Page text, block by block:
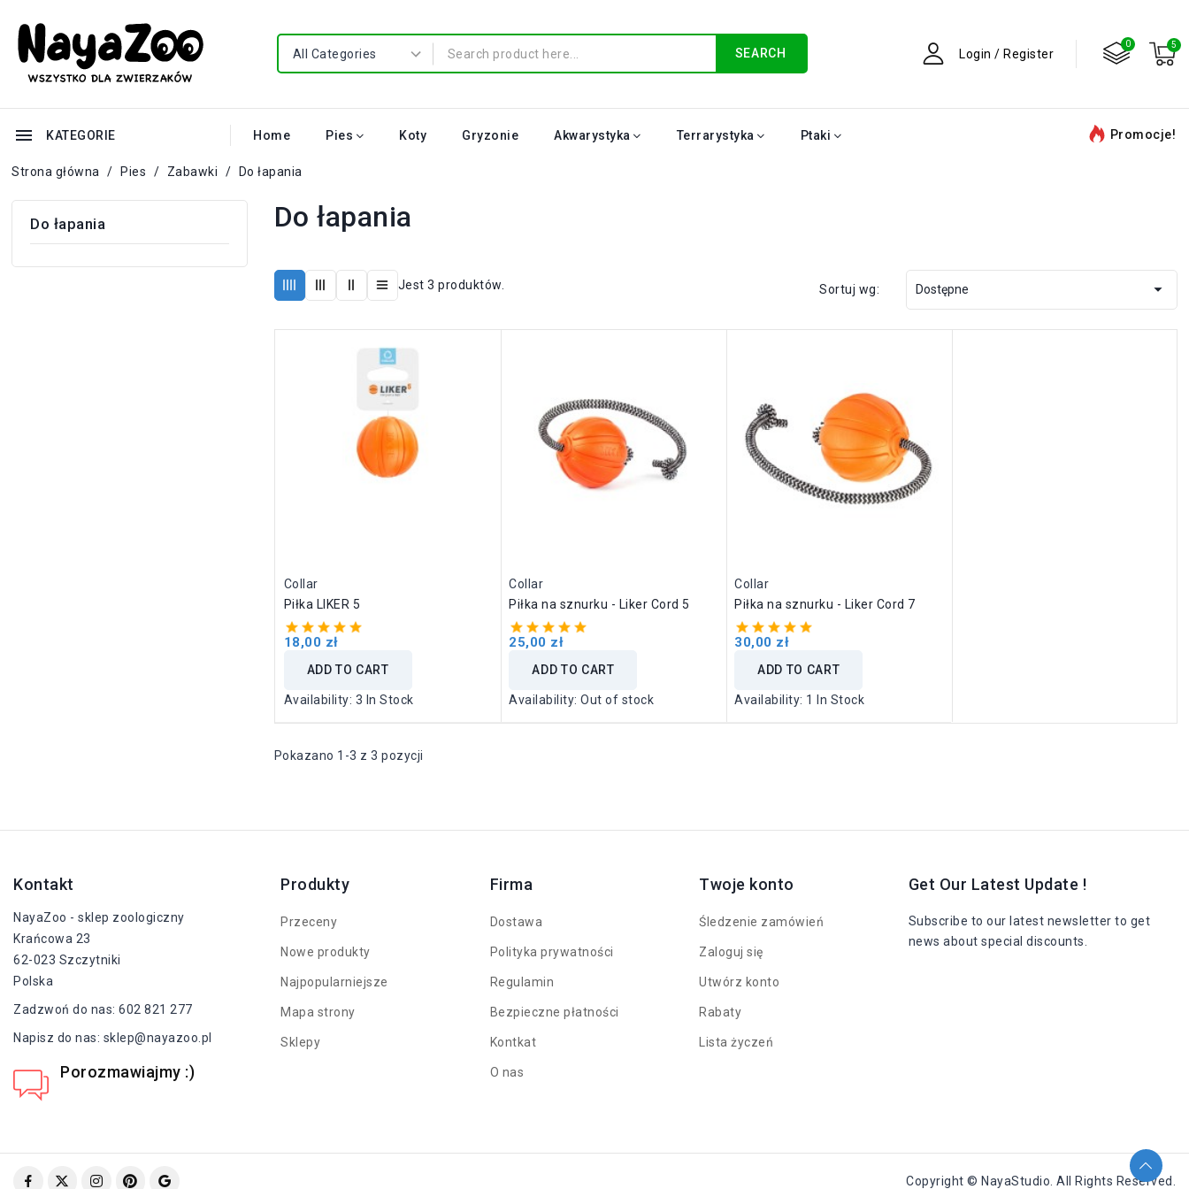
SEARCH Login / Register
menu KATEGORIE Home Pies Koty Gryzonie Akwarystyka Terrarystyka Ptaki Promocje!
Strona główna Pies Zabawki Do łapania
Do łapania Do łapania
Jest 3 produktów. Sortuj wg: Dostępne 
Collar
Piłka LIKER 5
18,00 zł
ADD TO CART
Availability: 3 In Stock
Collar
Piłka na sznurku - Liker Cord 5
25,00 zł
ADD TO CART
Availability:Out of stock
Collar
Piłka na sznurku - Liker Cord 7
30,00 zł
ADD TO CART
Availability: 1 In Stock
Pokazano 1-3 z 3 pozycji
Kontakt
NayaZoo - sklep zoologiczny
Krańcowa 23
62-023 Szczytniki
Polska
Zadzwoń do nas: 602 821 277
Napisz do nas: sklep@nayazoo.pl
Porozmawiajmy :)
Produkty
Przeceny
Nowe produkty
Najpopularniejsze
Mapa strony
Sklepy
Firma
Dostawa
Polityka prywatności
Regulamin
Bezpieczne płatności
Kontkat
O nas
Twoje konto
Śledzenie zamówień
Zaloguj się
Utwórz konto
Rabaty
Lista życzeń
Get Our Latest Update !
Subscribe to our latest newsletter to get
news about special discounts.
Copyright © NayaStudio. All Rights Reserved.